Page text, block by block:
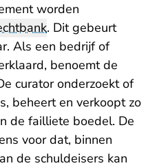
worden
. Dit gebeurt
Als een bedrijf of
benoemt de
curator onderzoekt of
beheert en verkoopt zo
de failliete boedel. De
voor dat, binnen
de schuldeisers kan